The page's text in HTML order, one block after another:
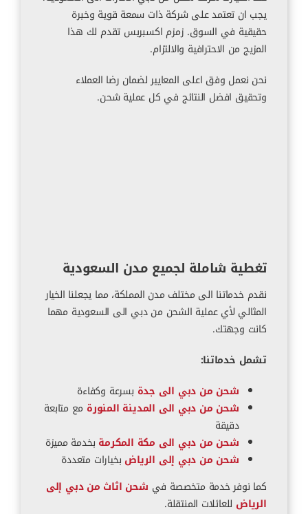
يجب ان تعتمد على شركة ذات سمعة قوية وخبرة
حقيقية في السوق. زمزم اكسبريس تقدم لك هذا
المزيج من الاحترافية والالتزام.
نحن نعمل وفق اعلى المعايير لضمان رضا العملاء
وتحقيق افضل النتائج في كل عملية شحن.
تغطية شاملة لجميع مدن السعودية
نقدم خدماتنا الى مختلف مدن المملكة، مما يجعلنا الخيار
المثالي لأي عملية الشحن من دبي الى السعودية مهما
كانت وجهتك.
تشمل خدماتنا:
شحن من دبي الى جدة بسرعة وكفاءة
شحن من دبي الى المدينة المنورة مع متابعة
دقيقة
شحن من دبي الى مكة المكرمة بخدمة مميزة
شحن من دبي إلى الرياض بخيارات متعددة
كما نوفر خدمة متخصصة في شحن اثاث من دبي إلى
الرياض للعائلات المنتقلة.